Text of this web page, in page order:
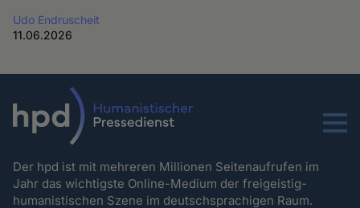
Udo Endruscheit
11.06.2026
Menu
Der hpd ist mit mehreren Millionen Seitenaufrufen im
Jahr das wichtigste Online-Medium der freigeistig-
humanistischen Szene im deutschsprachigen Raum.